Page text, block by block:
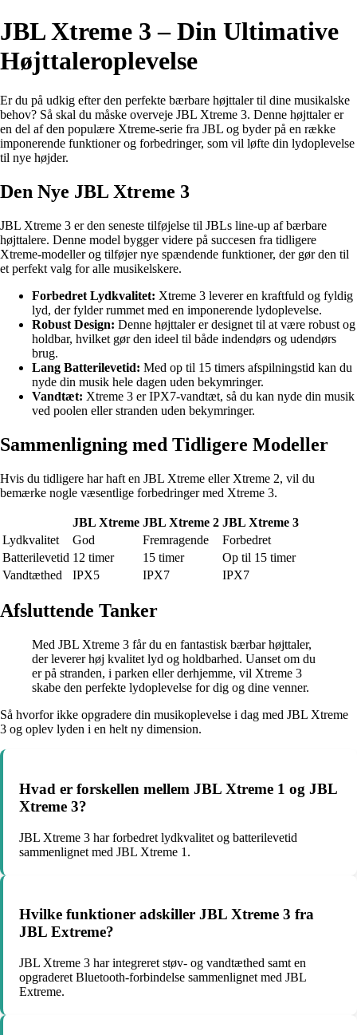
JBL Xtreme 3 – Din Ultimative
Højttaleroplevelse
Er du på udkig efter den perfekte bærbare højttaler til dine musikalske
behov? Så skal du måske overveje JBL Xtreme 3. Denne højttaler er
en del af den populære Xtreme-serie fra JBL og byder på en række
imponerende funktioner og forbedringer, som vil løfte din lydoplevelse
til nye højder.
Den Nye JBL Xtreme 3
JBL Xtreme 3 er den seneste tilføjelse til JBLs line-up af bærbare
højttalere. Denne model bygger videre på succesen fra tidligere
Xtreme-modeller og tilføjer nye spændende funktioner, der gør den til
et perfekt valg for alle musikelskere.
Forbedret Lydkvalitet: Xtreme 3 leverer en kraftfuld og fyldig
lyd, der fylder rummet med en imponerende lydoplevelse.
Robust Design: Denne højttaler er designet til at være robust og
holdbar, hvilket gør den ideel til både indendørs og udendørs
brug.
Lang Batterilevetid: Med op til 15 timers afspilningstid kan du
nyde din musik hele dagen uden bekymringer.
Vandtæt: Xtreme 3 er IPX7-vandtæt, så du kan nyde din musik
ved poolen eller stranden uden bekymringer.
Sammenligning med Tidligere Modeller
Hvis du tidligere har haft en JBL Xtreme eller Xtreme 2, vil du
bemærke nogle væsentlige forbedringer med Xtreme 3.
JBL Xtreme JBL Xtreme 2 JBL Xtreme 3
Lydkvalitet
God Fremragende
Forbedret
Batterilevetid 12 timer 15 timer
Op til 15 timer
Vandtæthed
IPX5 IPX7 IPX7
Afsluttende Tanker
Med JBL Xtreme 3 får du en fantastisk bærbar højttaler,
der leverer høj kvalitet lyd og holdbarhed. Uanset om du
er på stranden, i parken eller derhjemme, vil Xtreme 3
skabe den perfekte lydoplevelse for dig og dine venner.
Så hvorfor ikke opgradere din musikoplevelse i dag med JBL Xtreme
3 og oplev lyden i en helt ny dimension.
Hvad er forskellen mellem JBL Xtreme 1 og JBL
Xtreme 3?
JBL Xtreme 3 har forbedret lydkvalitet og batterilevetid
sammenlignet med JBL Xtreme 1.
Hvilke funktioner adskiller JBL Xtreme 3 fra
JBL Extreme?
JBL Xtreme 3 har integreret støv- og vandtæthed samt en
opgraderet Bluetooth-forbindelse sammenlignet med JBL
Extreme.